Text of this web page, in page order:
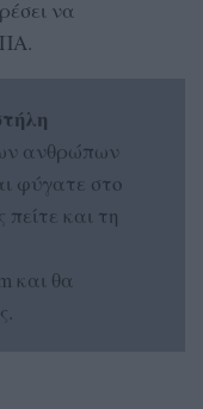
να
ανθρώπων
φύγατε στο
και τη
και θα